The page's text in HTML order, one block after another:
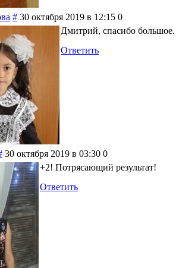
# 30 октября 2019 в 12:15 0
Дмитрий, спасибо большое.
Ответить
30 октября 2019 в 03:30 0
+2! Потрясающий результат!
Ответить